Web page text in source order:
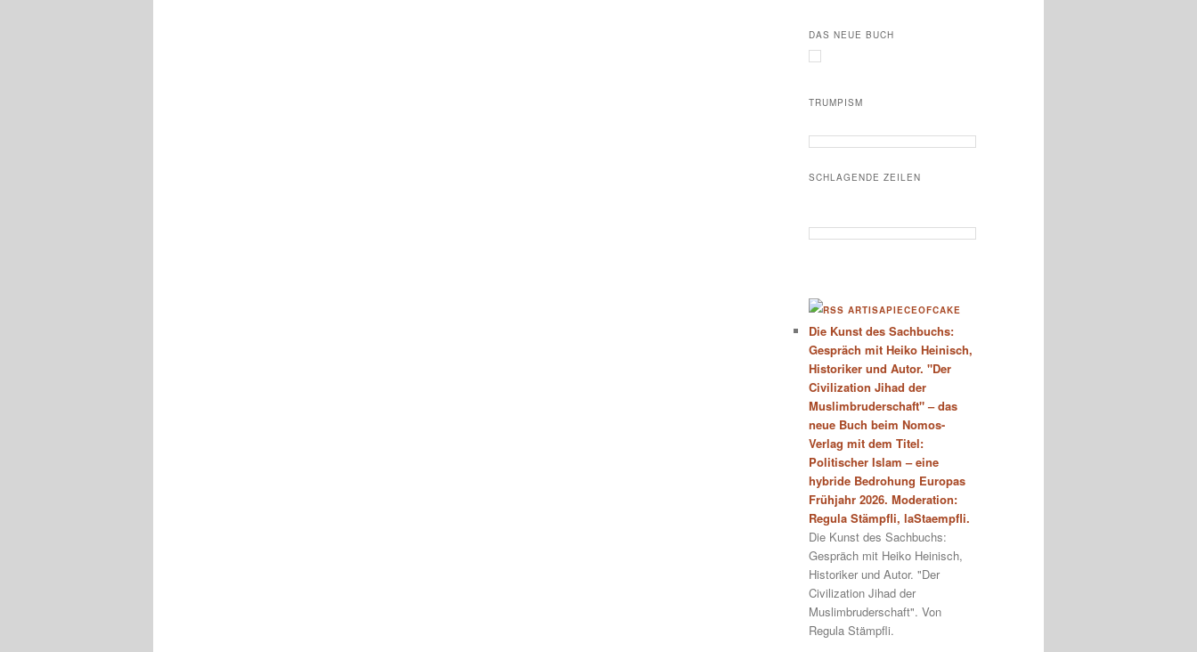
DAS NEUE BUCH
TRUMPISM
SCHLAGENDE ZEILEN
ARTISAPIECEOFCAKE
Die Kunst des Sachbuchs:
Gespräch mit Heiko Heinisch,
Historiker und Autor. "Der
Civilization Jihad der
Muslimbruderschaft" – das
neue Buch beim Nomos-
Verlag mit dem Titel:
Politischer Islam – eine
hybride Bedrohung Europas
Frühjahr 2026. Moderation:
Regula Stämpfli, laStaempfli.
Die Kunst des Sachbuchs:
Gespräch mit Heiko Heinisch,
Historiker und Autor. "Der
Civilization Jihad der
Muslimbruderschaft". Von
Regula Stämpfli.